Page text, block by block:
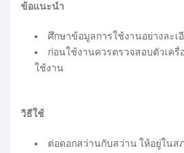
ข้อแนะนำ
ศึกษาข้อมูลการใช้งานอย่างละเ
ก่อนใช้งานควรตรวจสอบตัวเครื่
ใช้งาน
วิธีใช้
ต่อดอกสว่านกับสว่าน ให้อยู่ในส